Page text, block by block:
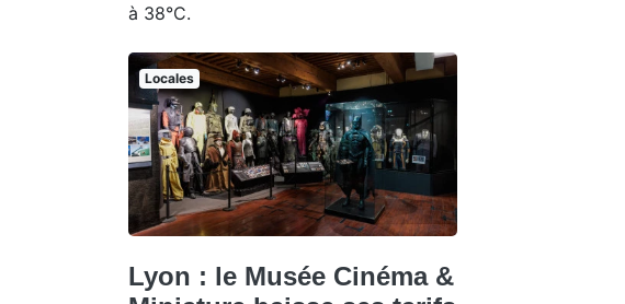
à 38°C.
Locales
Lyon : le Musée Cinéma &